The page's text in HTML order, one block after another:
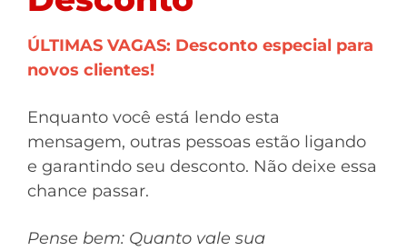
ÚLTIMAS VAGAS: Desconto especial para
novos clientes!
Enquanto você está lendo esta
mensagem, outras pessoas estão ligando
e garantindo seu desconto. Não deixe essa
chance passar.
Pense bem: Quanto vale sua